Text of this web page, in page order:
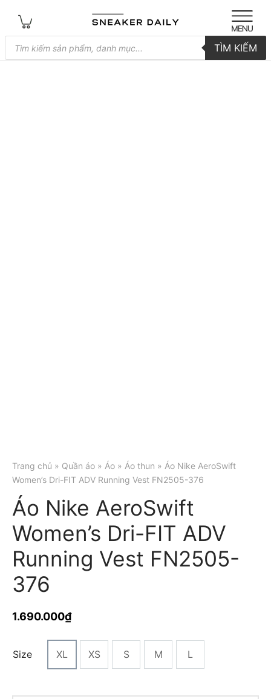
Tìm
kiếm
sản
TÌM KIẾM
Trang chủ » Quần áo » Áo » Áo thun » Áo Nike AeroSwift
Women’s Dri-FIT ADV Running Vest FN2505-376
Áo Nike AeroSwift
Women’s Dri-FIT ADV
Running Vest FN2505-
376
1.690.000₫
Size XL XS S M L